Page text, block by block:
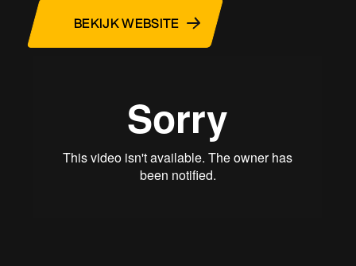
BEKIJK WEBSITE